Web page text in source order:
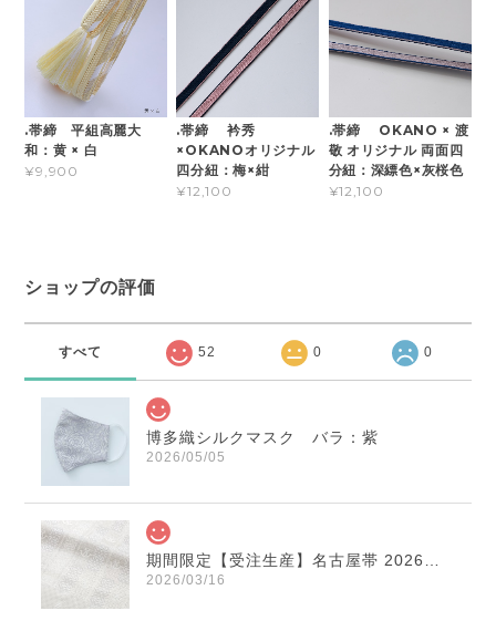
.帯締 平組高麗大
和：黄 × 白
¥9,900
.帯締 衿秀
×OKANOオリジナル
四分紐：梅×紺
¥12,100
.帯締 OKANO × 渡
敬 オリジナル 両面四
分紐：深縹色×灰桜色
¥12,100
ショップの評価
すべて 52 0 0
博多織シルクマスク バラ：紫
2026/05/05
期間限定【受注生産】名古屋帯 2026年干支献上 「午」変わり献上 市松：白×薄鼠
2026/03/16